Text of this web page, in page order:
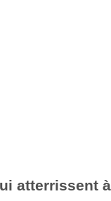
atterrissent